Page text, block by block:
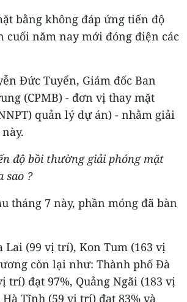
bằng không đáp ứng tiến độ
năm nay mới đóng điện các
Đức Tuyển, Giám đốc Ban
(CPMB) - đơn vị thay mặt
quản lý dự án) - nhằm giải
độ bồi thường giải phóng mặt
sao ?
tháng 7 này, phần móng đã bàn
Lai (99 vị trí), Kon Tum (163 vị
còn lại như: Thành phố Đà
trí) đạt 97%, Quảng Ngãi (183 vị
Tĩnh (59 vị trí) đạt 83% và